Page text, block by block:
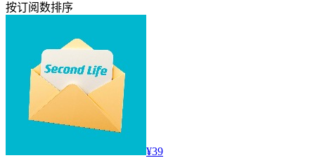
按订阅数排序
¥39